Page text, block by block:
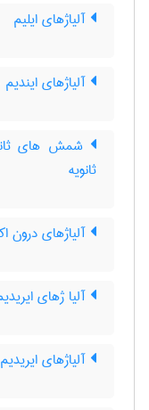
آلیاژهای ایلیم
آلیاژهای
شمش های
ثانویه
آلیاژهای درون
آلیا ژهای
آلیاژهای